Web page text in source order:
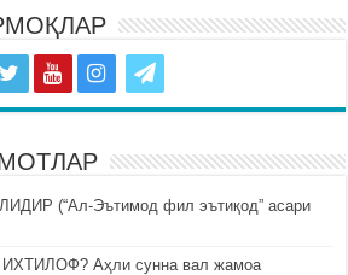
(“Ал-Эътимод фил эътиқод” асари
Аҳли сунна вал жамоа